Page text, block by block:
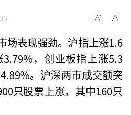
场表现强劲。沪指上涨1.6
，创业板指上涨5.3
。沪深两市成交额突
只股票上涨，其中160只